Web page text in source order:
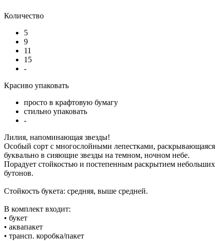
Количество
5
9
11
15
-
Красиво упаковать
просто в крафтовую бумагу
стильно упаковать
-
Лилия, напоминающая звезды!
Особый сорт с многослойными лепестками, раскрывающаяся
буквально в сияющие звезды на темном, ночном небе.
Порадует стойкостью и постепенным раскрытием небольших
бутонов.
Стойкость букета: средняя, выше средней.
В комплект входит:
• букет
• аквапакет
• трансп. коробка/пакет